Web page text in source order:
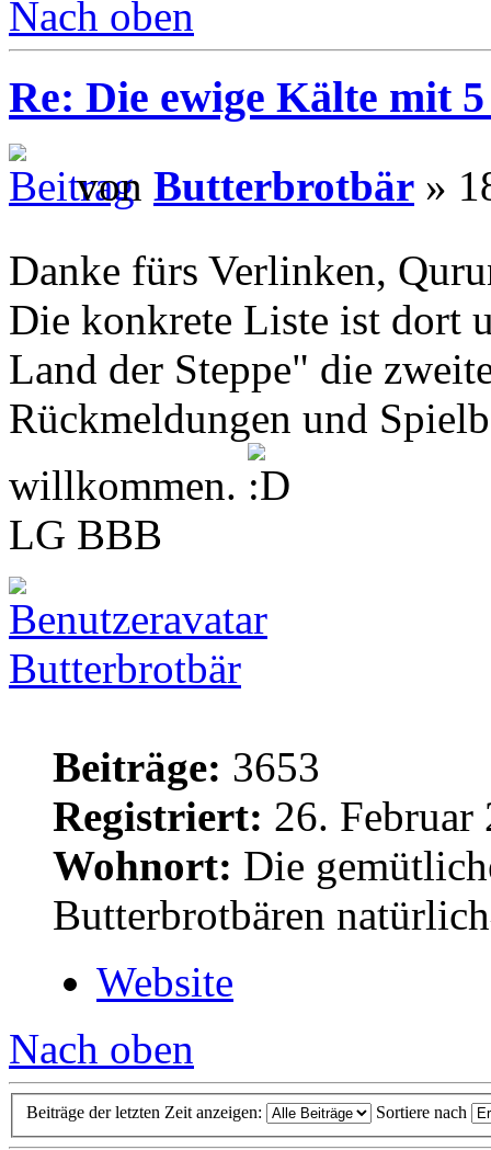
Nach oben
Re: Die ewige Kälte mit
von Butterbrotbär »
Danke fürs Verlinken,
Die konkrete Liste ist dort
Land der Steppe" die
Rückmeldungen und
willkommen.
LG BBB
Butterbrotbär
Beiträge: 3653
Registriert: 26. Februar
Wohnort: Die
Butterbrotbären
Website
Nach oben
Beiträge der letzten Zeit anzeigen: Sortiere nach